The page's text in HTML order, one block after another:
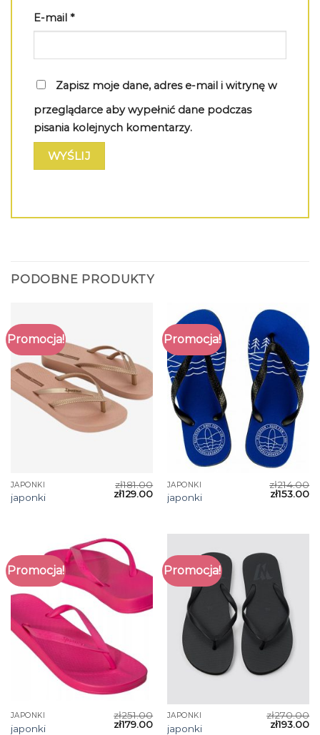
E-mail *
Zapisz moje dane, adres e-mail i witrynę w
przeglądarce aby wypełnić dane podczas
pisania kolejnych komentarzy.
PODOBNE PRODUKTY
Promocja!
JAPONKI
japonki
zł181.00
zł129.00
Promocja!
JAPONKI
japonki
zł214.00
zł153.00
Promocja!
JAPONKI
japonki
zł251.00
zł179.00
Promocja!
JAPONKI
japonki
zł270.00
zł193.00